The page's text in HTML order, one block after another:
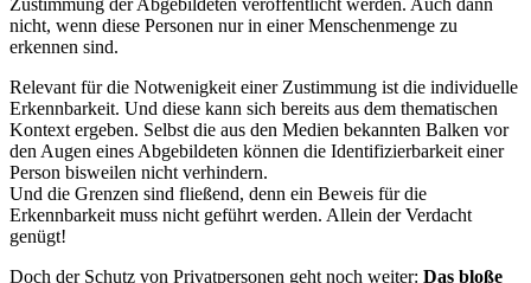
Zustimmung der Abgebildeten veröffentlicht werden. Auch dann
nicht, wenn diese Personen nur in einer Menschenmenge zu
erkennen sind.
Relevant für die Notwenigkeit einer Zustimmung ist die individuelle
Erkennbarkeit. Und diese kann sich bereits aus dem thematischen
Kontext ergeben. Selbst die aus den Medien bekannten Balken vor
den Augen eines Abgebildeten können die Identifizierbarkeit einer
Person bisweilen nicht verhindern.
Und die Grenzen sind fließend, denn ein Beweis für die
Erkennbarkeit muss nicht geführt werden. Allein der Verdacht
genügt!
Doch der Schutz von Privatpersonen geht noch weiter: Das bloße